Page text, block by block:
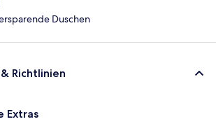
Duschen
Richtlinien
Extras